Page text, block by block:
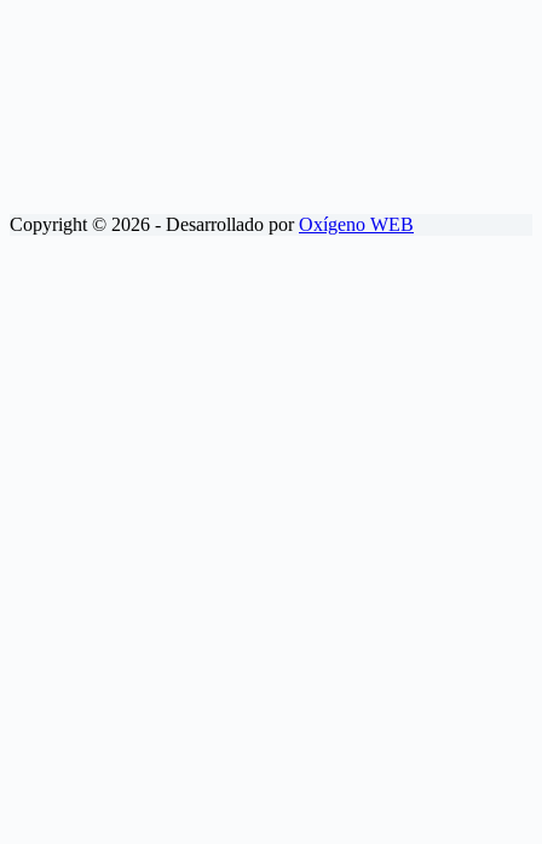
Copyright © 2026 - Desarrollado porOxígeno WEB